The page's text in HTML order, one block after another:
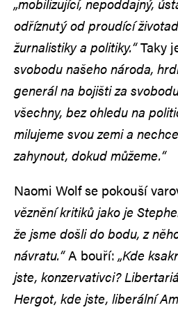
„mobilizující, nepoddajný,
odříznutý od proudící
žurnalistiky a politiky.“Taky
svobodu našeho národa,
generál na bojišti za
všechny, bez ohledu na
milujeme svou zemi a
zahynout, dokud můžeme.“
Naomi Wolf se pokouší
věznění kritiků jako je
že jsme došli do bodu, z
návratu.“A bouří:„Kde
jste, konzervativci?
Hergot, kde jste, liberální